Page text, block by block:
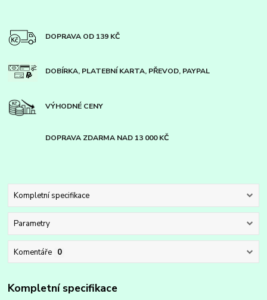
DOPRAVA OD 139 KČ
DOBÍRKA, PLATEBNÍ KARTA, PŘEVOD, PAYPAL
VÝHODNÉ CENY
DOPRAVA ZDARMA NAD 13 000 KČ
Kompletní specifikace
Parametry
Komentáře 0
Kompletní specifikace